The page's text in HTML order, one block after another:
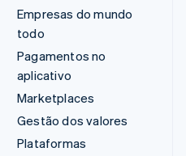
Empresas do mundo
todo
Pagamentos no
aplicativo
Marketplaces
Gestão dos valores
Plataformas